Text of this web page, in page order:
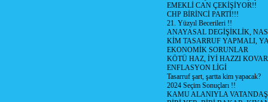
EMEKLİ CAN ÇEKİŞİYOR!!
CHP BİRİNCİ PARTİ!!!
21. Yüzyıl Becerileri !!
ANAYASAL DEGİŞİKLİK,
KİM TASARRUF YAPMALI,
EKONOMİK SORUNLAR
KÖTÜ HAZ, İYİ HAZZI
ENFLASYON LİGİ
Tasarruf şart, şartta kim yapacak?
2024 Seçim Sonuçları !!
KAMU ALANIYLA